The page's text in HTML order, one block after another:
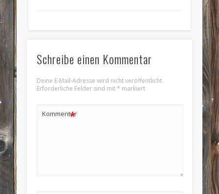
Schreibe einen Kommentar
Deine E-Mail-Adresse wird nicht veröffentlicht.
Erforderliche Felder sind mit* markiert
Kommentar
*